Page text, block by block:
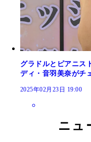
グラドルとピアニ
ディ・音羽美奈がチ
2025年02月23日 19:00
ニュ